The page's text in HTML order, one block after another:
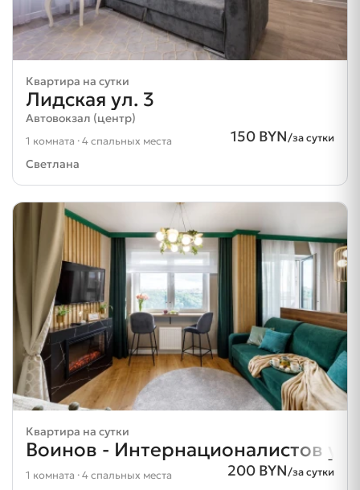
Квартира на сутки
Лидская ул. 3
Автовокзал (центр)
150 BYN/за сутки
1 комната · 4 спальных места
Светлана
Квартира на сутки
Воинов - Интернационалистов ул.
200 BYN/за сутки
1 комната · 4 спальных места